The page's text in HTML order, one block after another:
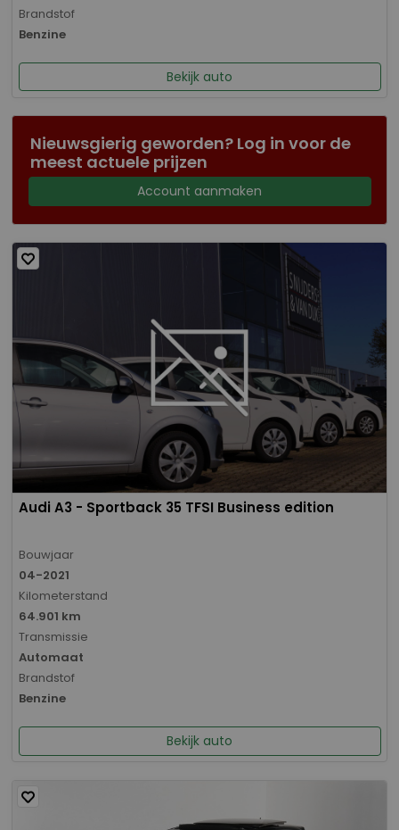
Brandstof
Benzine
Bekijk auto
Nieuwsgierig geworden? Log in voor de
meest actuele prijzen
Account aanmaken
Audi A3 - Sportback 35 TFSI Business edition
Bouwjaar
04-2021
Kilometerstand
64.901 km
Transmissie
Automaat
Brandstof
Benzine
Bekijk auto